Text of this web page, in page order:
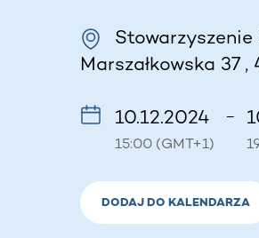
Marszałkowska 37
10.12.2024
15:00 (GMT+1)
–
DODAJ DO KALENDARZA